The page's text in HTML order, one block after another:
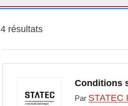
4 résultats
Conditions
Par STATEC